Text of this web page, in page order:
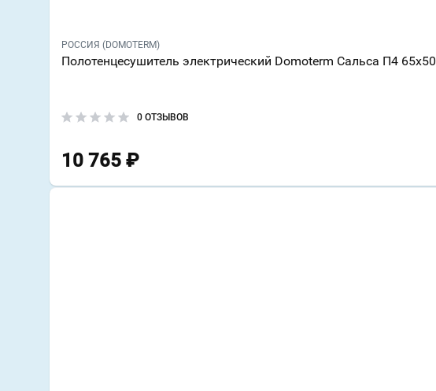
РОССИЯ (DOMOTERM)
Полотенцесушитель электрический Domoterm Сальса П4 65x50
0 ОТЗЫВОВ
10 765 ₽